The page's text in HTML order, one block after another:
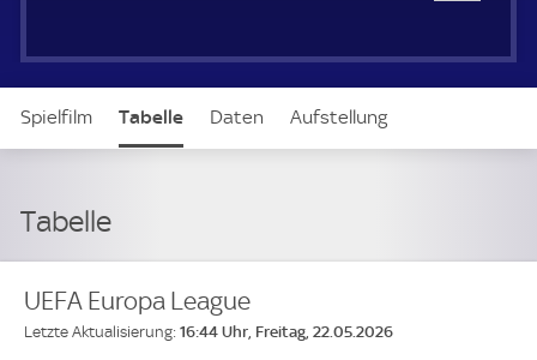
Spielfilm Tabelle Daten Aufstellung
Tabelle
UEFA Europa League
Letzte Aktualisierung: 16:44 Uhr, Freitag, 22.05.2026